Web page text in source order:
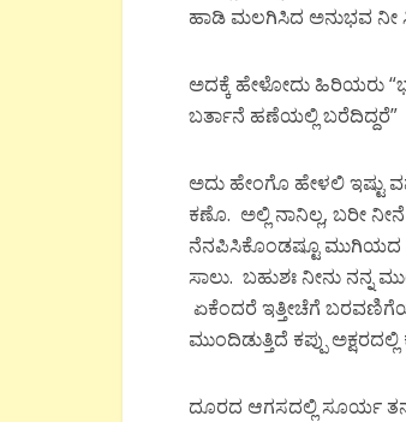
ಹಾಡಿ ಮಲಗಿಸಿದ ಅನುಭವ ನೀ
ಅದಕ್ಕೆ ಹೇಳೋದು ಹಿರಿಯರು
ಬರ್ತಾನೆ ಹಣೆಯಲ್ಲಿ
ಅದು ಹೇಂಗೊ ಹೇಳಲಿ
ಕಣೊ. ಅಲ್ಲಿ ನಾನಿಲ್ಲ, ಬರೀ
ನೆನಪಿಸಿಕೊಂಡಷ್ಟೂ ಮುಗಿಯದ
ಸಾಲು. ಬಹುಶಃ ನೀನು ನನ್ನ
ಏಕೆಂದರೆ ಇತ್ತೀಚೆಗೆ
ಮುಂದಿಡುತ್ತಿದೆ ಕಪ್ಪು ಅಕ್ಷರದಲ್ಲಿ
ದೂರದ ಆಗಸದಲ್ಲಿ ಸೂರ್ಯ